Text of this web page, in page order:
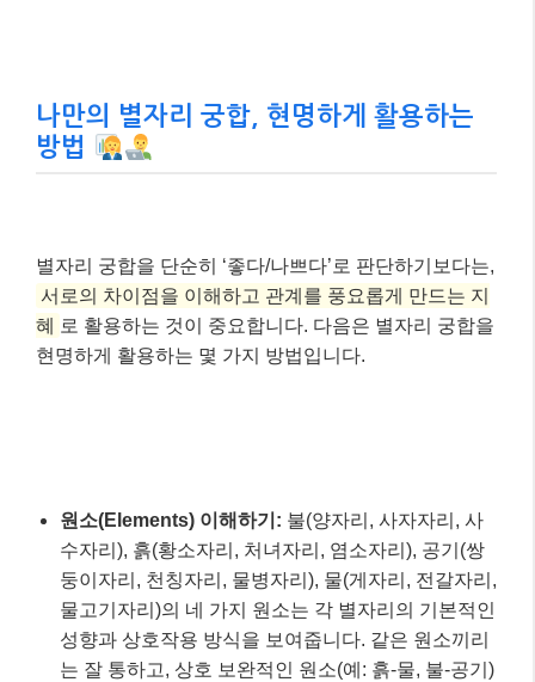
나만의 별자리 궁합, 현명하게 활용하는
방법
별자리 궁합을 단순히 ‘좋다/나쁘다’로 판단하기보다는,
서로의 차이점을 이해하고 관계를 풍요롭게 만드는 지
혜
로 활용하는 것이 중요합니다. 다음은 별자리 궁합을
현명하게 활용하는 몇 가지 방법입니다.
원소(Elements) 이해하기: 불(양자리, 사자자리, 사
수자리), 흙(황소자리, 처녀자리, 염소자리), 공기(쌍
둥이자리, 천칭자리, 물병자리), 물(게자리, 전갈자리,
물고기자리)의 네 가지 원소는 각 별자리의 기본적인
성향과 상호작용 방식을 보여줍니다. 같은 원소끼리
는 잘 통하고, 상호 보완적인 원소(예: 흙-물, 불-공기)